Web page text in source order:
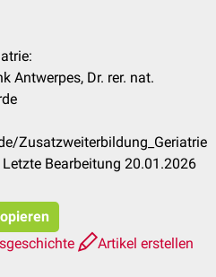
Antwerpes, Dr. rer. nat.
Zusatzweiterbildung_Geriatrie
Bearbeitung 20.01.2026
Artikel erstellen